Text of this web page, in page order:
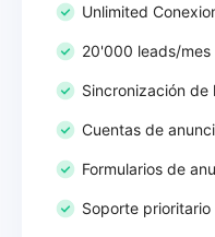
Unlimited
20'000 leads/mes
Sincronización de
Cuentas de
Formularios de
Soporte